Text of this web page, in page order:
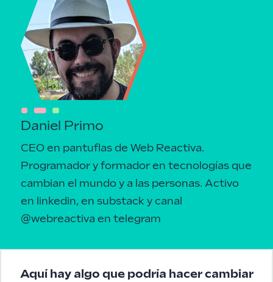
Daniel Primo
CEO en pantuflas de Web Reactiva.
Programador y formador en tecnologías que
cambian el mundo y a las personas. Activo
en linkedin, en substack y canal
@webreactiva en telegram
Aquí hay algo que podría hacer cambiar